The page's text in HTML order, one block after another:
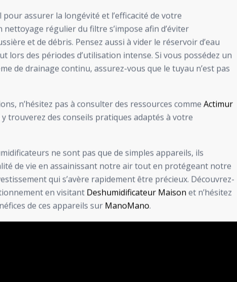
pour assurer la longévité et l’efficacité de votre
nettoyage régulier du filtre s’impose afin d’éviter
et de débris. Pensez aussi à vider le réservoir d’eau
lors des périodes d’utilisation intense. Si vous possédez un
de drainage continu, assurez-vous que le tuyau n’est pas
n’hésitez pas à consulter des ressources comme Actimur
y trouverez des conseils pratiques adaptés à votre
ne sont pas que de simples appareils, ils
de vie en assainissant notre air tout en protégeant notre
qui s’avère rapidement être précieux. Découvrez-
en visitant Deshumidificateur Maison et n’hésitez
de ces appareils sur ManoMano.